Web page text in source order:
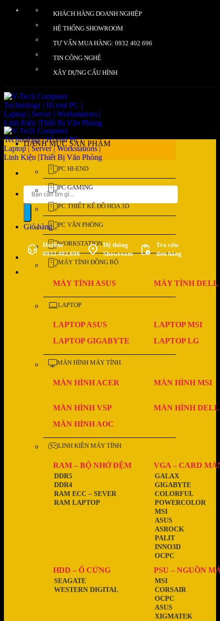
KHÁCH HÀNG DOANH NGHIỆP
HỆ THỐNG SHOWROOM
TƯ VẤN MUA HÀNG: 0932 402 696
TIN CÔNG NGHỆ
XÂY DỰNG CẤU HÌNH
Tìm
kiếm:
Giỏ hàng
Hotline
0932.402.696
Hệ thống
Showroom
Tra cứu
đơn hàng
DANH MỤC SẢN PHẨM
PC HI-END
PC GAMING
PC THIẾT KẾ ĐỒ HỌA 3D
PC VĂN PHÒNG
WORKSTATION
MÁY TÍNH ĐỒNG BỘ
MÁY TÍNH ASUS MÁY TÍNH DELL
LAPTOP
LAPTOP ASUS
LAPTOP MSI
LAPTOP GIGABYTE
LAPTOP LG
MÀN HÌNH MÁY TÍNH
MÀN HÌNH ACER MÀN HÌNH MSI
MÀN HÌNH VSP
MÀN HÌNH DELL
MÀN HÌNH AOC
LINH KIỆN MÁY TÍNH
RAM – BỘ NHỚ ĐỆM
RAM LAPTOP
RAM ECC – SEVER
DDR4
DDR5
VGA – CARD
OCPC
INNO3D
PALIT
ASROCK
ASUS
MSI
POWERCOLOR
COLORFUL
GIGABYTE
GALAX
HDD – Ổ CỨNG
WESTERN DIGITAL
SEAGATE
PSU – NGUỒN
XIGMATEK
ASUS
OCPC
CORSAIR
MSI